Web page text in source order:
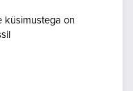
küsimustega on